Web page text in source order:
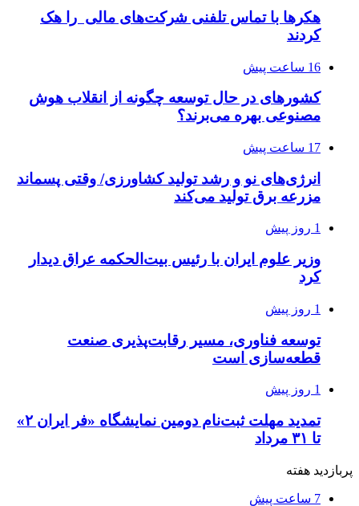
هکرها با تماس تلفنی شرکت‌های مالی را هک
کردند
16 ساعت پیش
کشورهای در حال توسعه چگونه از انقلاب هوش
مصنوعی بهره می‌برند؟
17 ساعت پیش
انرژی‌های نو و رشد تولید کشاورزی/ وقتی پسماند
مزرعه‌ برق تولید می‌کند
1 روز پیش
وزیر علوم ایران با رئیس بیت‌الحکمه عراق دیدار
کرد
1 روز پیش
توسعه فناوری، مسیر رقابت‌پذیری صنعت
قطعه‌سازی است
1 روز پیش
تمدید مهلت ثبت‌نام دومین نمایشگاه «فر ایران ۲»
تا ۳۱ مرداد
پربازدید هفته
7 ساعت پیش